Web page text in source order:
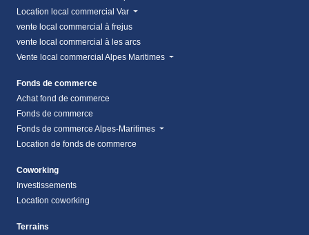
Location local commercial Var
vente local commercial à frejus
vente local commercial à les arcs
Vente local commercial Alpes Maritimes
Fonds de commerce
Achat fond de commerce
Fonds de commerce
Fonds de commerce Alpes-Maritimes
Location de fonds de commerce
Coworking
Investissements
Location coworking
Terrains